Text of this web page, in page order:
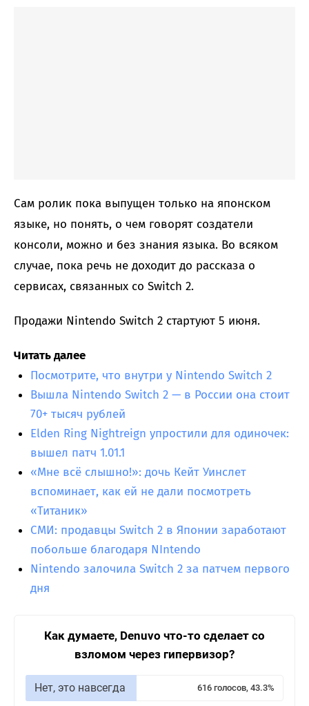
Сам ролик пока выпущен только на японском
языке, но понять, о чем говорят создатели
консоли, можно и без знания языка. Во всяком
случае, пока речь не доходит до рассказа о
сервисах, связанных со Switch 2.
Продажи Nintendo Switch 2 стартуют 5 июня.
Читать далее
Посмотрите, что внутри у Nintendo Switch 2
Вышла Nintendo Switch 2 — в России она стоит
70+ тысяч рублей
Elden Ring Nightreign упростили для одиночек:
вышел патч 1.01.1
«Мне всё слышно!»: дочь Кейт Уинслет
вспоминает, как ей не дали посмотреть
«Титаник»
СМИ: продавцы Switch 2 в Японии заработают
побольше благодаря NIntendo
Nintendo залочила Switch 2 за патчем первого
дня
Как думаете, Denuvo что-то сделает со
взломом через гипервизор?
Нет, это навсегда 616 голосов, 43.3%